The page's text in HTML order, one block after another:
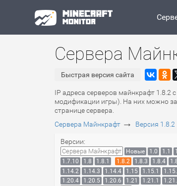
Сервера
Быстрая версия сайта
IP адреса серверов майнкрафт 1.8.2
модификации игры). На них можно
странице сервера.
Сервера Майнкрафт → Версия 1.8.2
Версии:
Сервера Майнкрафт Новые 1.0 1.1
1.7.10
1.8 1.8.1 1.8.2 1.8.3 1.8.4
1.14.2
1.14.3 1.14.4 1.15 1.15.1
1.20.4
1.20.5 1.20.6 1.21 1.21.1